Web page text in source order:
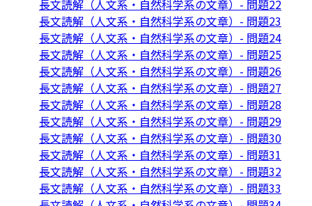
長文読解（人文系・自然科学系の文章）- 問題22
長文読解（人文系・自然科学系の文章）- 問題23
長文読解（人文系・自然科学系の文章）- 問題24
長文読解（人文系・自然科学系の文章）- 問題25
長文読解（人文系・自然科学系の文章）- 問題26
長文読解（人文系・自然科学系の文章）- 問題27
長文読解（人文系・自然科学系の文章）- 問題28
長文読解（人文系・自然科学系の文章）- 問題29
長文読解（人文系・自然科学系の文章）- 問題30
長文読解（人文系・自然科学系の文章）- 問題31
長文読解（人文系・自然科学系の文章）- 問題32
長文読解（人文系・自然科学系の文章）- 問題33